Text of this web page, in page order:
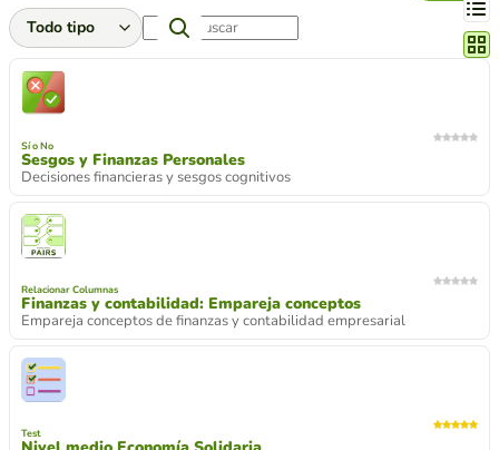
Sí o No
Sesgos y Finanzas Personales
Decisiones financieras y sesgos cognitivos
Relacionar Columnas
Finanzas y contabilidad: Empareja conceptos
Empareja conceptos de finanzas y contabilidad empresarial
Test